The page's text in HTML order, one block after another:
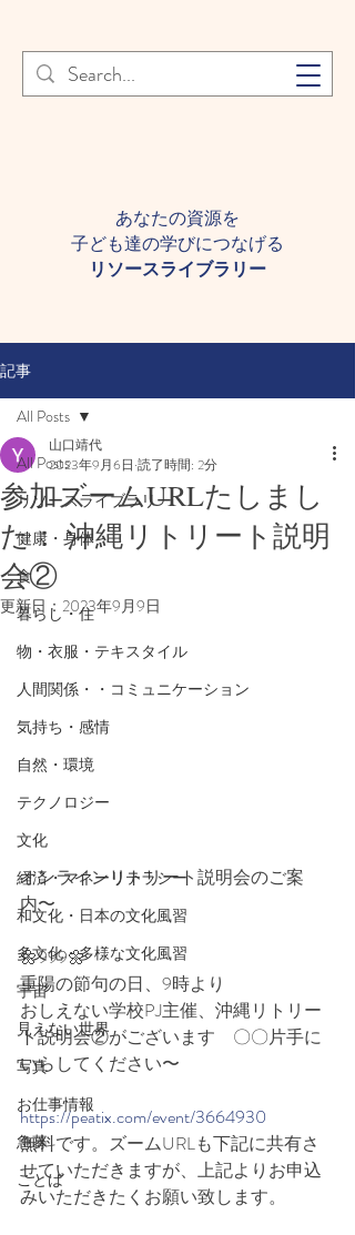
登録者様へ 個人情報の取り扱
いについて Learn More
あなたの資源を
子ども達の学びにつなげる​
​リソースライブラリー
記事
All Posts
リソースライブラリー
健康・身体
食
暮らし・住
物・衣服・テキスタイル
人間関係・・コミュニケーション
気持ち・感情
自然・環境
テクノロジー
文化
経済・マネーリテラシー
和文化・日本の文化風習
多文化・多様な文化風習
宇宙
見えない世界
写真
お仕事情報
急募
ことば
All Posts
参加ズームURLたしまし
た： 沖縄リトリート説明
会②
山口靖代
2023年9月6日 読了時間: 2分
更新日： 2023年9月9日
オンラインリトリート説明会のご案
内〜
🌼999🌼
重陽の節句の日、9時より
おしえない学校PJ主催、沖縄リトリー
ト説明会②がございます　〇〇片手に
いらしてください〜
https://peatix.com/event/3664930
無料です。ズームURLも下記に共有さ
せていただきますが、上記よりお申込
みいただきたくお願い致します。